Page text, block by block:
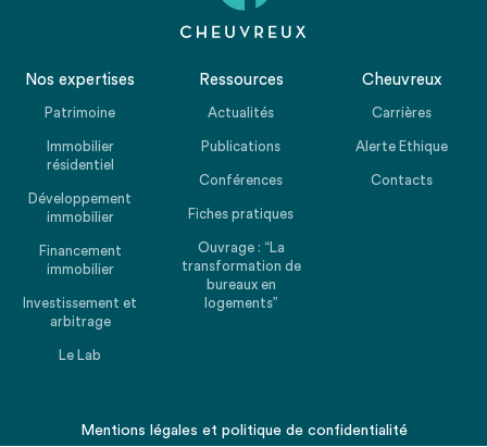
Nos expertises
Patrimoine
Immobilier
résidentiel
Développement
immobilier
Financement
immobilier
Investissement et
arbitrage
Le Lab
Ressources
Actualités
Publications
Conférences
Fiches pratiques
Ouvrage : “La
transformation de
bureaux en
logements”
Cheuvreux
Carrières
Alerte Ethique
Contacts
Mentions légales et politique de confidentialité